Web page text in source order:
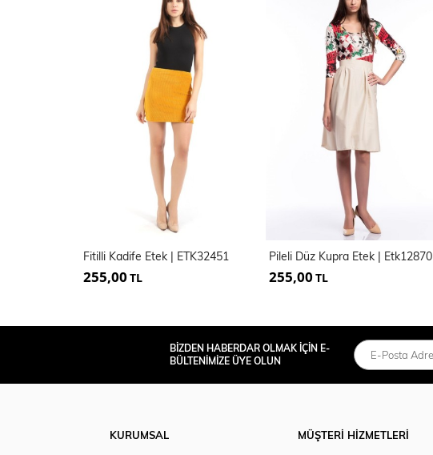
Fitilli Kadife Etek | ETK32451
255,00 TL
Pileli Düz Kupra Etek | Etk12870
255,00 TL
BİZDEN HABERDAR OLMAK İÇİN E-
BÜLTENİMİZE ÜYE OLUN
KURUMSAL
MÜŞTERİ HİZMETLERİ